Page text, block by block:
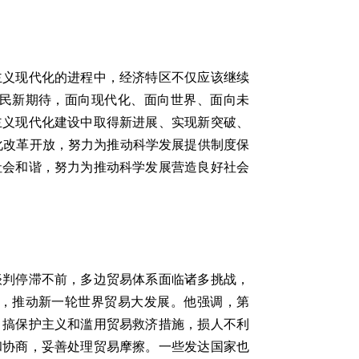
现代化的进程中，经济特区不仅应该继续
新期待，面向现代化、面向世界、面向未
现代化建设中取得新进展、实现新突破、
革开放，努力为推动科学发展提供制度保
和谐，努力为推动科学发展营造良好社会
滞不前，多边贸易体系面临诸多挑战，
推动新一轮世界贸易大发展。他强调，第
保护主义和滥用贸易救济措施，损人不利
商，妥善处理贸易摩擦。一些发达国家也